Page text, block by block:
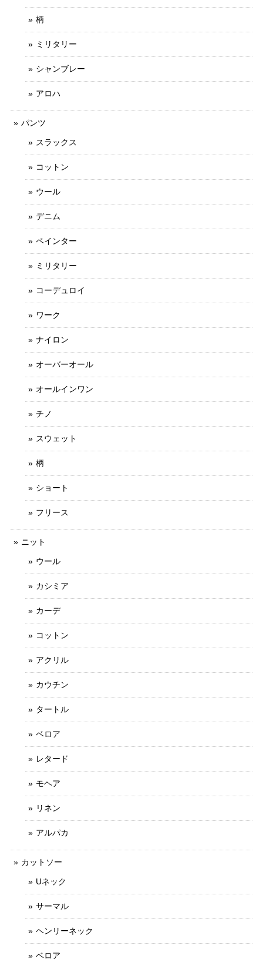
柄
ミリタリー
シャンブレー
アロハ
パンツ
スラックス
コットン
ウール
デニム
ペインター
ミリタリー
コーデュロイ
ワーク
ナイロン
オーバーオール
オールインワン
チノ
スウェット
柄
ショート
フリース
ニット
ウール
カシミア
カーデ
コットン
アクリル
カウチン
タートル
ベロア
レタード
モヘア
リネン
アルパカ
カットソー
Uネック
サーマル
ヘンリーネック
ベロア